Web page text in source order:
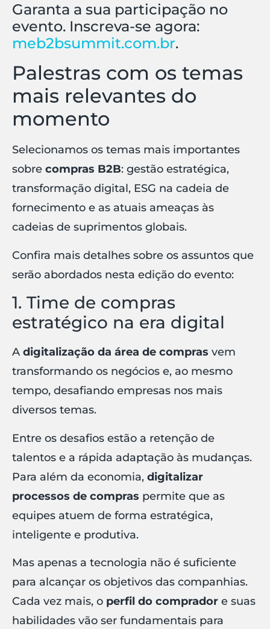
Garanta a sua participação no
evento. Inscreva-se agora:
meb2bsummit.com.br.
Palestras com os temas
mais relevantes do
momento
Selecionamos os temas mais importantes
sobre compras B2B: gestão estratégica,
transformação digital, ESG na cadeia de
fornecimento e as atuais ameaças às
cadeias de suprimentos globais.
Confira mais detalhes sobre os assuntos que
serão abordados nesta edição do evento:
1. Time de compras
estratégico na era digital
A digitalização da área de compras vem
transformando os negócios e, ao mesmo
tempo, desafiando empresas nos mais
diversos temas.
Entre os desafios estão a retenção de
talentos e a rápida adaptação às mudanças.
Para além da economia, digitalizar
processos de compras permite que as
equipes atuem de forma estratégica,
inteligente e produtiva.
Mas apenas a tecnologia não é suficiente
para alcançar os objetivos das companhias.
Cada vez mais, o perfil do comprador e suas
habilidades vão ser fundamentais para